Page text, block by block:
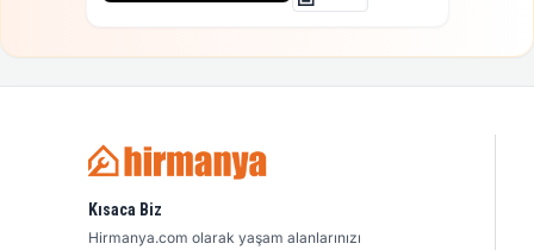
Kısaca Biz
Hirmanya.com olarak yaşam alanlarınızı